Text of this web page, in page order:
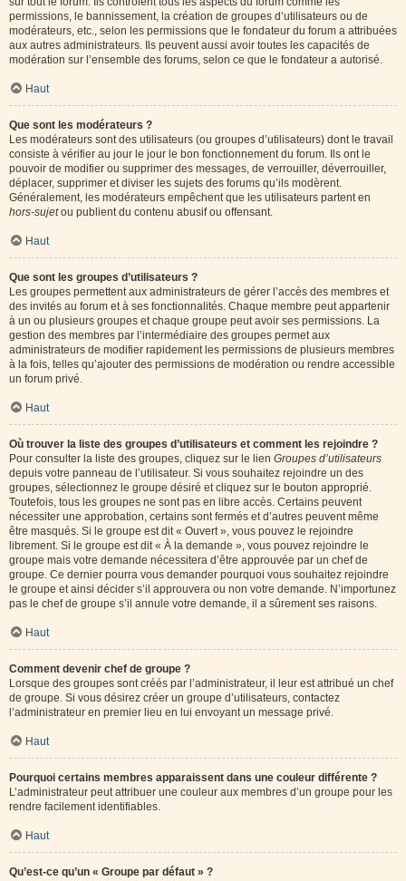
permissions, le bannissement, la création de groupes d’utilisateurs ou de
modérateurs, etc., selon les permissions que le fondateur du forum a attribuées
aux autres administrateurs. Ils peuvent aussi avoir toutes les capacités de
modération sur l’ensemble des forums, selon ce que le fondateur a autorisé.
Haut
Que sont les modérateurs ?
Les modérateurs sont des utilisateurs (ou groupes d’utilisateurs) dont le travail
consiste à vérifier au jour le jour le bon fonctionnement du forum. Ils ont le
pouvoir de modifier ou supprimer des messages, de verrouiller, déverrouiller,
déplacer, supprimer et diviser les sujets des forums qu’ils modèrent.
Généralement, les modérateurs empêchent que les utilisateurs partent en
hors-sujetou publient du contenu abusif ou offensant.
Haut
Que sont les groupes d’utilisateurs ?
Les groupes permettent aux administrateurs de gérer l’accès des membres et
des invités au forum et à ses fonctionnalités. Chaque membre peut appartenir
à un ou plusieurs groupes et chaque groupe peut avoir ses permissions. La
gestion des membres par l’intermédiaire des groupes permet aux
administrateurs de modifier rapidement les permissions de plusieurs membres
à la fois, telles qu’ajouter des permissions de modération ou rendre accessible
un forum privé.
Haut
Où trouver la liste des groupes d’utilisateurs et comment les rejoindre ?
Pour consulter la liste des groupes, cliquez sur le lien Groupes d’utilisateurs
depuis votre panneau de l’utilisateur. Si vous souhaitez rejoindre un des
groupes, sélectionnez le groupe désiré et cliquez sur le bouton approprié.
Toutefois, tous les groupes ne sont pas en libre accès. Certains peuvent
nécessiter une approbation, certains sont fermés et d’autres peuvent même
être masqués. Si le groupe est dit « Ouvert », vous pouvez le rejoindre
librement. Si le groupe est dit « À la demande », vous pouvez rejoindre le
groupe mais votre demande nécessitera d’être approuvée par un chef de
groupe. Ce dernier pourra vous demander pourquoi vous souhaitez rejoindre
le groupe et ainsi décider s’il approuvera ou non votre demande. N’importunez
pas le chef de groupe s’il annule votre demande, il a sûrement ses raisons.
Haut
Comment devenir chef de groupe ?
Lorsque des groupes sont créés par l’administrateur, il leur est attribué un chef
de groupe. Si vous désirez créer un groupe d’utilisateurs, contactez
l’administrateur en premier lieu en lui envoyant un message privé.
Haut
Pourquoi certains membres apparaissent dans une couleur différente ?
L’administrateur peut attribuer une couleur aux membres d’un groupe pour les
rendre facilement identifiables.
Haut
Qu’est-ce qu’un « Groupe par défaut » ?